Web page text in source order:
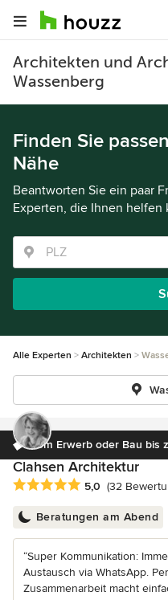
Architekten und
Wassenberg
Finden Sie
Nähe
Beantworten Sie ein paar
Experten, die Ihnen helfen
Alle Experten Architekten
Vom Erwerb oder Bau bis
Clahsen Architektur
Durchschnittliche
5,0 (32
Beratungen am Abend
“Super Kommunikation:
Austausch via WhatsApp.
Zusammenarbeit macht